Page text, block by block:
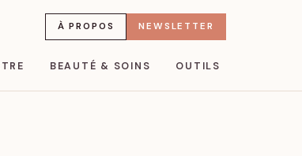
À PROPOS NEWSLETTER
BEAUTÉ & SOINS OUTILS